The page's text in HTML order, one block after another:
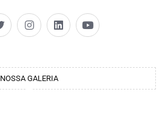
NOSSA GALERIA